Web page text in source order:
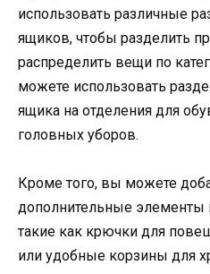
использовать различные
ящиков, чтобы разделить
распределить вещи по
можете использовать
ящика на отделения для
головных уборов.
Кроме того, вы можете
дополнительные элементы
такие как крючки для
или удобные корзины для